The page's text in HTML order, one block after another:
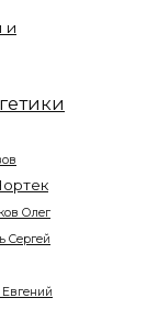
и
Олег
Сергей